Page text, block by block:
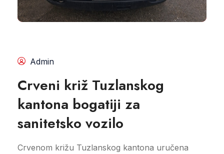
Admin
Crveni križ Tuzlanskog
kantona bogatiji za
sanitetsko vozilo
Crvenom križu Tuzlanskog kantona uručena